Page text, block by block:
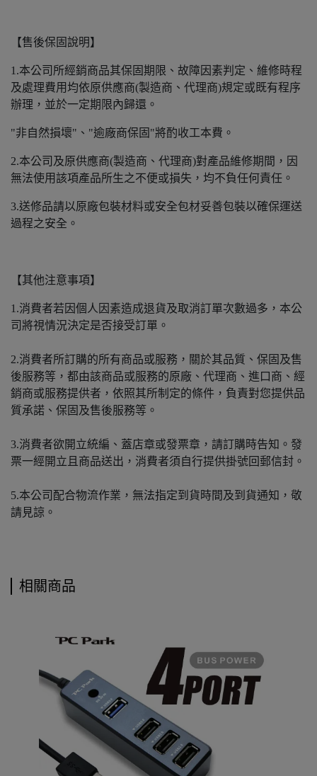
【售後保固說明】
1.本公司所經銷商品其保固期限、故障因素判定、維修時程
及處理費用均依原供應商(製造商、代理商)規定或既有程序
辦理，並於一定期限內歸還。
"非自然損壞"、"逾廠商保固"將酌收工本費。
2.本公司及原供應商(製造商、代理商)對產品維修期間，因
無法使用該項產品所生之不便或損失，均不負任何責任。
3.送修品請以原廠包裝材料或安全包材妥善包裝以確保運送
過程之安全。
【其他注意事項】
1.消費者若因個人因素造成退貨及取消訂單次數過多，本公
司將視情況決定是否接受訂單。
2.消費者所訂購的所有商品或服務，關於其品質、保固及售
後服務等，都由該商品或服務的原廠、代理商、進口商、經
銷商或服務提供者，依照其所制定的條件，負責對您提供品
質承諾、保固及售後服務等。
3.消費者欲開立統編、蓋店章或發票章，請訂購時告知。發
票一經開立且商品送出，消費者須自行提供掛號回郵信封。
5.本公司配合物流作業，無法指定到貨時間及到貨通知，敬
請見諒。
相關商品